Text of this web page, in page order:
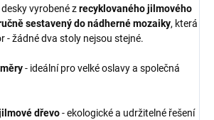
vyrobené zrecyklovaného jilmového
sestavený do nádherné mozaiky, která
- žádné dva stoly nejsou stejné.
- ideální pro velké oslavy a společná
dřevo- ekologické a udržitelné řešení